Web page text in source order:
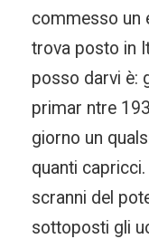
commesso un
trova posto in
posso darvi è:
primar ntre
giorno un
quanti
scranni del
sottoposti gli